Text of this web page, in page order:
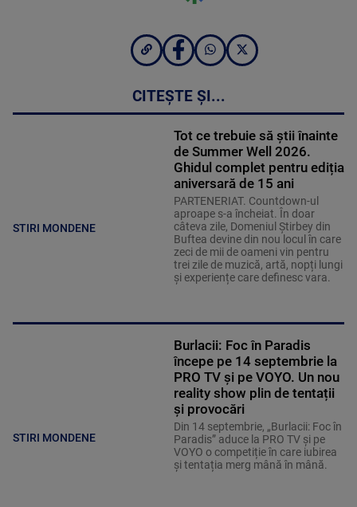
CITEȘTE ȘI...
STIRI MONDENE
Tot ce trebuie să știi înainte
de Summer Well 2026.
Ghidul complet pentru ediția
aniversară de 15 ani
PARTENERIAT. Countdown-ul
aproape s-a încheiat. În doar
câteva zile, Domeniul Știrbey din
Buftea devine din nou locul în care
zeci de mii de oameni vin pentru
trei zile de muzică, artă, nopți lungi
și experiențe care definesc vara.
STIRI MONDENE
Burlacii: Foc în Paradis
începe pe 14 septembrie la
PRO TV și pe VOYO. Un nou
reality show plin de tentații
și provocări
Din 14 septembrie, „Burlacii: Foc în
Paradis” aduce la PRO TV și pe
VOYO o competiție în care iubirea
și tentația merg mână în mână.